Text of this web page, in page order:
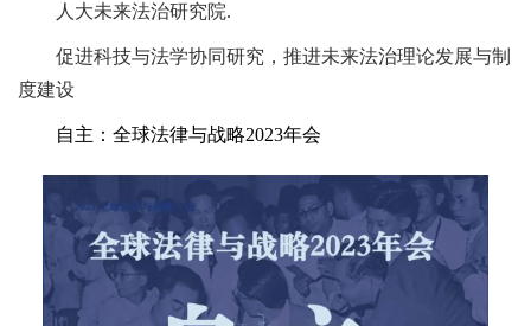
人大未来法治研究院.
促进科技与法学协同研究，推进未来法治理论发展与制
度建设
自主：全球法律与战略2023年会